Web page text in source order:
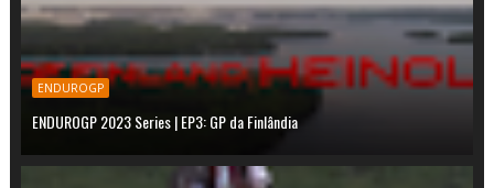
ENDUROGP
ENDUROGP 2023 Series | EP3: GP da Finlândia